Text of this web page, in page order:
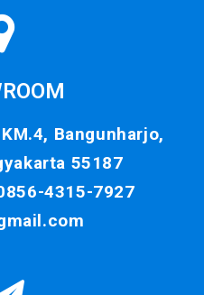
Bangunharjo,
55187
4315-7927